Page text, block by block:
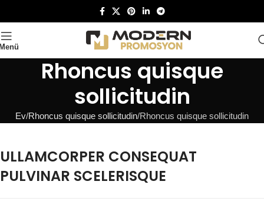
Rhoncus quisque
sollicitudin
Ev Rhoncus quisque sollicitudin Rhoncus quisque sollicitudin
ULLAMCORPER CONSEQUAT
PULVINAR SCELERISQUE